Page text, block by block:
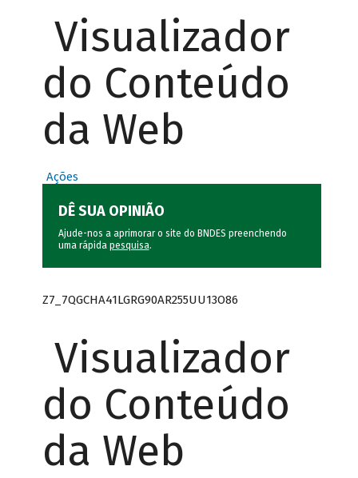
Visualizador
do Conteúdo
da Web
Ações
DÊ SUA OPINIÃO
Ajude-nos a aprimorar o site do BNDES preenchendo
uma rápida pesquisa.
Z7_7QGCHA41LGRG90AR255UU13O86
Visualizador
do Conteúdo
da Web